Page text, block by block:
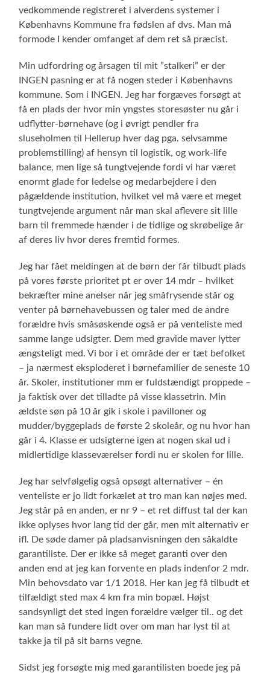
vedkommende registreret i alverdens systemer i
Københavns Kommune fra fødslen af dvs. Man må
formode I kender omfanget af dem ret så præcist.
Min udfordring og årsagen til mit ”stalkeri” er der
INGEN pasning er at få nogen steder i Københavns
kommune. Som i INGEN. Jeg har forgæves forsøgt at
få en plads der hvor min yngstes storesøster nu går i
udflytter-børnehave (og i øvrigt pendler fra
sluseholmen til Hellerup hver dag pga. selvsamme
problemstilling) af hensyn til logistik, og work-life
balance, men lige så tungtvejende fordi vi har været
enormt glade for ledelse og medarbejdere i den
pågældende institution, hvilket vel må være et meget
tungtvejende argument når man skal aflevere sit lille
barn til fremmede hænder i de tidlige og skrøbelige år
af deres liv hvor deres fremtid formes.
Jeg har fået meldingen at de børn der får tilbudt plads
på vores første prioritet pt er over 14 mdr – hvilket
bekræfter mine anelser når jeg småfrysende står og
venter på børnehavebussen og taler med de andre
forældre hvis småsøskende også er på venteliste med
samme lange udsigter. Dem med gravide maver lytter
ængsteligt med. Vi bor i et område der er tæt befolket
– ja nærmest eksploderet i børnefamilier de seneste 10
år. Skoler, institutioner mm er fuldstændigt proppede –
ja faktisk over det tilladte på visse klassetrin. Min
ældste søn på 10 år gik i skole i pavilloner og
mudder/byggeplads de første 2 skoleår, og nu hvor han
går i 4. Klasse er udsigterne igen at nogen skal ud i
midlertidige klasseværelser fordi nu er skolen for lille.
Jeg har selvfølgelig også opsøgt alternativer – én
venteliste er jo lidt forkælet at tro man kan nøjes med.
Jeg står på en anden, er nr 9 – et ret diffust tal der kan
ikke oplyses hvor lang tid der går, men mit alternativ er
ifl. De søde damer på pladsanvisningen den såkaldte
garantiliste. Der er ikke så meget garanti over den
anden end at jeg kan forvente en plads indenfor 2 mdr.
Min behovsdato var 1/1 2018. Her kan jeg få tilbudt et
tilfældigt sted max 4 km fra min bopæl. Højst
sandsynligt det sted ingen forældre vælger til.. og det
kan man så fundere lidt over om man har lyst til at
takke ja til på sit barns vegne.
Sidst jeg forsøgte mig med garantilisten boede jeg på